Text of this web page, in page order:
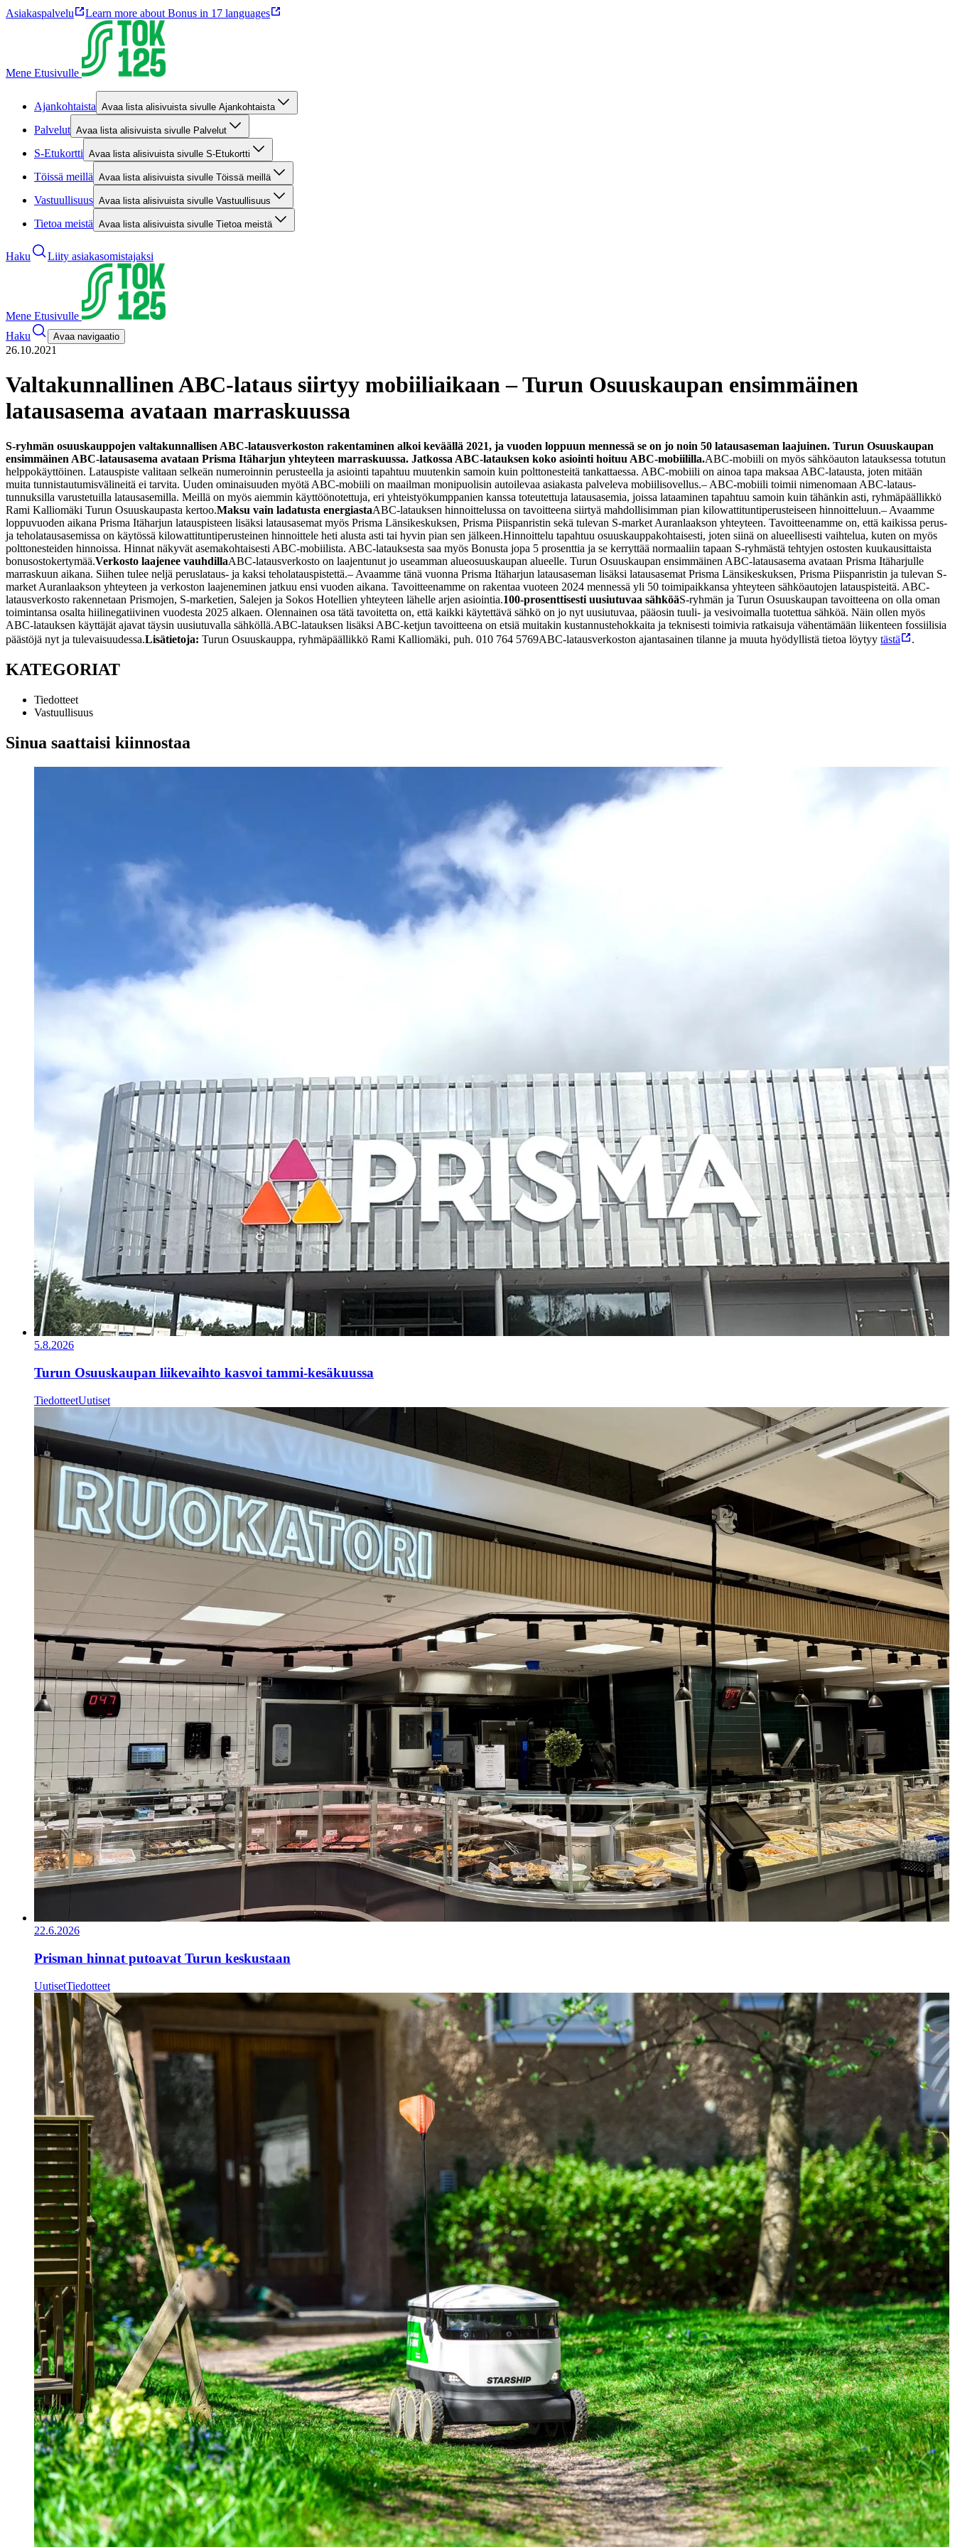
Asiakaspalvelu Learn more about Bonus in 17 languages
Mene Etusivulle
Ajankohtaista Avaa lista alisivuista sivulle Ajankohtaista
Palvelut Avaa lista alisivuista sivulle Palvelut
S-Etukortti Avaa lista alisivuista sivulle S-Etukortti
Töissä meillä Avaa lista alisivuista sivulle Töissä meillä
Vastuullisuus Avaa lista alisivuista sivulle Vastuullisuus
Tietoa meistä Avaa lista alisivuista sivulle Tietoa meistä
Haku Liity asiakasomistajaksi
Mene Etusivulle
Haku
Avaa navigaatio
26.10.2021
Valtakunnallinen ABC-lataus siirtyy mobiiliaikaan – Turun Osuuskaupan ensimmäinen
latausasema avataan marraskuussa
S-ryhmän osuuskauppojen valtakunnallisen ABC-latausverkoston rakentaminen alkoi keväällä 2021, ja vuoden loppuun mennessä se on jo noin 50 latausaseman laajuinen. Turun Osuuskaupan
ensimmäinen ABC-latausasema avataan Prisma Itäharjun yhteyteen marraskuussa. Jatkossa ABC-latauksen koko asiointi hoituu ABC-mobiililla.ABC-mobiili on myös sähköauton latauksessa totutun
helppokäyttöinen. Latauspiste valitaan selkeän numeroinnin perusteella ja asiointi tapahtuu muutenkin samoin kuin polttonesteitä tankattaessa. ABC-mobiili on ainoa tapa maksaa ABC-latausta, joten mitään
muita tunnistautumisvälineitä ei tarvita. Uuden ominaisuuden myötä ABC-mobiili on maailman monipuolisin autoilevaa asiakasta palveleva mobiilisovellus.– ABC-mobiili toimii nimenomaan ABC-lataus-
tunnuksilla varustetuilla latausasemilla. Meillä on myös aiemmin käyttöönotettuja, eri yhteistyökumppanien kanssa toteutettuja latausasemia, joissa lataaminen tapahtuu samoin kuin tähänkin asti, ryhmäpäällikkö
Rami Kalliomäki Turun Osuuskaupasta kertoo.Maksu vain ladatusta energiastaABC-latauksen hinnoittelussa on tavoitteena siirtyä mahdollisimman pian kilowattituntiperusteiseen hinnoitteluun.– Avaamme
loppuvuoden aikana Prisma Itäharjun latauspisteen lisäksi latausasemat myös Prisma Länsikeskuksen, Prisma Piispanristin sekä tulevan S-market Auranlaakson yhteyteen. Tavoitteenamme on, että kaikissa perus-
ja teholatausasemissa on käytössä kilowattituntiperusteinen hinnoittele heti alusta asti tai hyvin pian sen jälkeen.Hinnoittelu tapahtuu osuuskauppakohtaisesti, joten siinä on alueellisesti vaihtelua, kuten on myös
polttonesteiden hinnoissa. Hinnat näkyvät asemakohtaisesti ABC-mobiilista. ABC-latauksesta saa myös Bonusta jopa 5 prosenttia ja se kerryttää normaaliin tapaan S-ryhmästä tehtyjen ostosten kuukausittaista
bonusostokertymää.Verkosto laajenee vauhdillaABC-latausverkosto on laajentunut jo useamman alueosuuskaupan alueelle. Turun Osuuskaupan ensimmäinen ABC-latausasema avataan Prisma Itäharjulle
marraskuun aikana. Siihen tulee neljä peruslataus- ja kaksi teholatauspistettä.– Avaamme tänä vuonna Prisma Itäharjun latausaseman lisäksi latausasemat Prisma Länsikeskuksen, Prisma Piispanristin ja tulevan S-
market Auranlaakson yhteyteen ja verkoston laajeneminen jatkuu ensi vuoden aikana. Tavoitteenamme on rakentaa vuoteen 2024 mennessä yli 50 toimipaikkansa yhteyteen sähköautojen latauspisteitä. ABC-
latausverkosto rakennetaan Prismojen, S-marketien, Salejen ja Sokos Hotellien yhteyteen lähelle arjen asiointia.100-prosenttisesti uusiutuvaa sähköäS-ryhmän ja Turun Osuuskaupan tavoitteena on olla oman
toimintansa osalta hiilinegatiivinen vuodesta 2025 alkaen. Olennainen osa tätä tavoitetta on, että kaikki käytettävä sähkö on jo nyt uusiutuvaa, pääosin tuuli- ja vesivoimalla tuotettua sähköä. Näin ollen myös
ABC-latauksen käyttäjät ajavat täysin uusiutuvalla sähköllä.ABC-latauksen lisäksi ABC-ketjun tavoitteena on etsiä muitakin kustannustehokkaita ja teknisesti toimivia ratkaisuja vähentämään liikenteen fossiilisia
päästöjä nyt ja tulevaisuudessa.Lisätietoja: Turun Osuuskauppa, ryhmäpäällikkö Rami Kalliomäki, puh. 010 764 5769ABC-latausverkoston ajantasainen tilanne ja muuta hyödyllistä tietoa löytyy tästä .
KATEGORIAT
Tiedotteet
Vastuullisuus
Sinua saattaisi kiinnostaa
5.8.2026
Turun Osuuskaupan liikevaihto kasvoi tammi-kesäkuussa
TiedotteetUutiset
22.6.2026
Prisman hinnat putoavat Turun keskustaan
UutisetTiedotteet